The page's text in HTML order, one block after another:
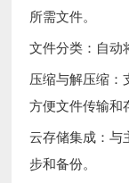
所需文件。
文件分类：自动
压缩与解压缩：
方便文件传输和
云存储集成：与
步和备份。